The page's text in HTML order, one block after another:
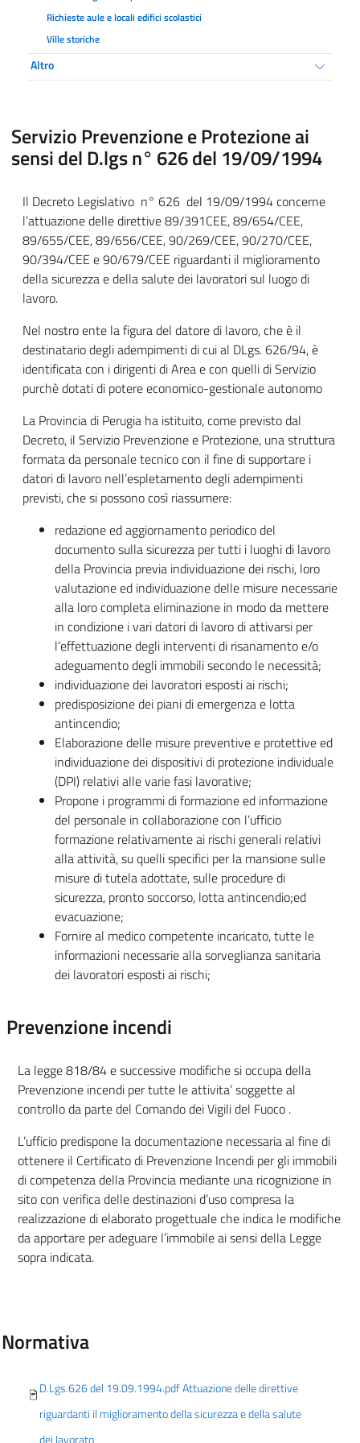
Richieste aule e locali edifici scolastici
Ville storiche
Altro
Servizio Prevenzione e Protezione ai
sensi del D.lgs n° 626 del 19/09/1994
Il Decreto Legislativo n° 626 del 19/09/1994 concerne
l’attuazione delle direttive 89/391CEE, 89/654/CEE,
89/655/CEE, 89/656/CEE, 90/269/CEE, 90/270/CEE,
90/394/CEE e 90/679/CEE riguardanti il miglioramento
della sicurezza e della salute dei lavoratori sul luogo di
lavoro.
Nel nostro ente la figura del datore di lavoro, che è il
destinatario degli adempimenti di cui al DLgs. 626/94, è
identificata con i dirigenti di Area e con quelli di Servizio
purchè dotati di potere economico-gestionale autonomo
La Provincia di Perugia ha istituito, come previsto dal
Decreto, il Servizio Prevenzione e Protezione, una struttura
formata da personale tecnico con il fine di supportare i
datori di lavoro nell’espletamento degli adempimenti
previsti, che si possono così riassumere:
redazione ed aggiornamento periodico del
documento sulla sicurezza per tutti i luoghi di lavoro
della Provincia previa individuazione dei rischi, loro
valutazione ed individuazione delle misure necessarie
alla loro completa eliminazione in modo da mettere
in condizione i vari datori di lavoro di attivarsi per
l’effettuazione degli interventi di risanamento e/o
adeguamento degli immobili secondo le necessità;
individuazione dei lavoratori esposti ai rischi;
predisposizione dei piani di emergenza e lotta
antincendio;
Elaborazione delle misure preventive e protettive ed
individuazione dei dispositivi di protezione individuale
(DPI) relativi alle varie fasi lavorative;
Propone i programmi di formazione ed informazione
del personale in collaborazione con l’ufficio
formazione relativamente ai rischi generali relativi
alla attività, su quelli specifici per la mansione sulle
misure di tutela adottate, sulle procedure di
sicurezza, pronto soccorso, lotta antincendio;ed
evacuazione;
Fornire al medico competente incaricato, tutte le
informazioni necessarie alla sorveglianza sanitaria
dei lavoratori esposti ai rischi;
Prevenzione incendi
La legge 818/84 e successive modifiche si occupa della
Prevenzione incendi per tutte le attivita’ soggette al
controllo da parte del Comando dei Vigili del Fuoco .
L’ufficio predispone la documentazione necessaria al fine di
ottenere il Certificato di Prevenzione Incendi per gli immobili
di competenza della Provincia mediante una ricognizione in
sito con verifica delle destinazioni d’uso compresa la
realizzazione di elaborato progettuale che indica le modifiche
da apportare per adeguare l’immobile ai sensi della Legge
sopra indicata.
Normativa
D.Lgs.626 del 19.09.1994.pdf Attuazione delle direttive
riguardanti il miglioramento della sicurezza e della salute